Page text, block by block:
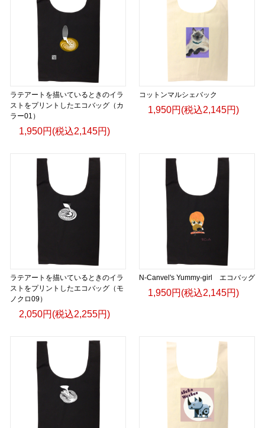
ラテアートを描いているときのイラ
ストをプリントしたエコバッグ（カ
ラー01）
1,950円(税込2,145円)
コットンマルシェバック
1,950円(税込2,145円)
ラテアートを描いているときのイラ
ストをプリントしたエコバッグ（モ
ノクロ09）
2,050円(税込2,255円)
N-Canvel's Yummy-girl エコバッグ
1,950円(税込2,145円)